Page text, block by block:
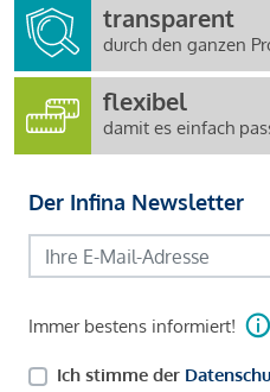
transparent
durch den ganzen
flexibel
damit es einfach
Der Infina Newsletter
Immer bestens informiert!
Ich stimme der